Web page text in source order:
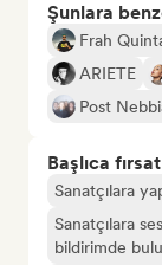
Şunlara
Frah
ARIETE
Post
Başlıca
Sanatçılara
Sanatçılara
bildirimde